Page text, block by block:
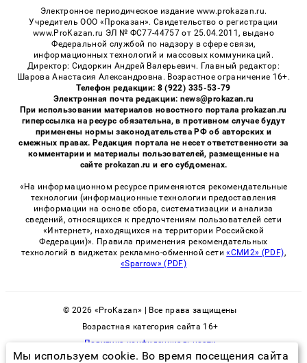
Электронное периодическое издание www.prokazan.ru.
Учредитель ООО «Проказан». Cвидетельство о регистрации
www.ProKazan.ru ЭЛ № ФС77-44757 от 25.04.2011, выдано
Федеральной службой по надзору в сфере связи,
информационных технологий и массовых коммуникаций.
Директор: Сидоркин Андрей Валерьевич. Главный редактор:
Шарова Анастасия Александровна. Возрастное ограничение 16+.
Телефон редакции: 8 (922) 335-53-79
Электронная почта редакции: news@prokazan.ru
При использовании материалов новостного портала prokazan.ru
гиперссылка на ресурс обязательна, в противном случае будут
применены нормы законодательства РФ об авторских и
смежных правах. Редакция портала не несет ответственности за
комментарии и материалы пользователей, размещенные на
сайте prokazan.ru и его субдоменах.
«На информационном ресурсе применяются рекомендательные
технологии (информационные технологии предоставления
информации на основе сбора, систематизации и анализа
сведений, относящихся к предпочтениям пользователей сети
«Интернет», находящихся на территории Российской
Федерации)». Правила применения рекомендательных
технологий в виджетах рекламно-обменной сети«СМИ2» (PDF),
«Sparrow» (PDF)
© 2026 «ProKazan» | Все права защищены
Возрастная категория сайта 16+
Политика конфиденциальности
Мы используем cookie. Во время посещения сайта